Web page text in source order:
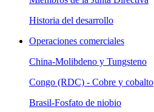
Historia del desarrollo
Operaciones comerciales
China-Molibdeno y Tungsteno
Congo (RDC) - Cobre y cobalto
Brasil-Fosfato de niobio